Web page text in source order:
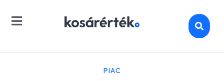
PIAC